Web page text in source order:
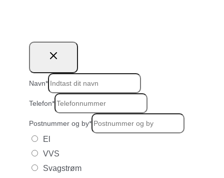
Navn*
Telefon*
Postnummer og by*
El
VVS
Svagstrøm